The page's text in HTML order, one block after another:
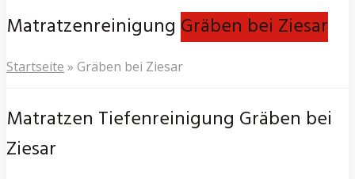
Matratzenreinigung Gräben bei Ziesar
Startseite » Gräben bei Ziesar
Matratzen Tiefenreinigung Gräben bei
Ziesar